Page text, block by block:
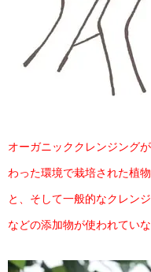
オーガニッククレンジング
わった環境で栽培された植
と、そして一般的なクレン
などの添加物が使われてい